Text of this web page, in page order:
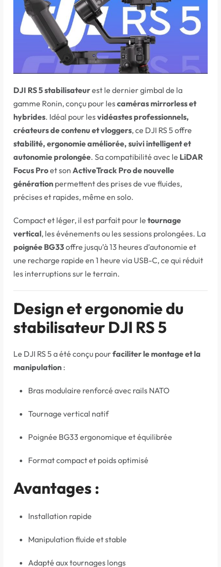
DJI RS 5 stabilisateurest le dernier gimbal de la
gamme Ronin, conçu pour lescaméras mirrorless et
hybrides. Idéal pour lesvidéastes professionnels,
créateurs de contenu et vloggers, ce DJI RS 5 offre
stabilité, ergonomie améliorée, suivi intelligent et
autonomie prolongée. Sa compatibilité avec le LiDAR
Focus Proet son ActiveTrack Pro de nouvelle
génération permettent des prises de vue fluides,
précises et rapides, même en solo.
Compact et léger, il est parfait pour le tournage
vertical, les événements ou les sessions prolongées. La
poignée BG33offre jusqu’à 13 heures d’autonomie et
une recharge rapide en 1 heure via USB-C, ce qui réduit
les interruptions sur le terrain.
Design et ergonomie du
stabilisateur DJI RS 5
Le DJI RS 5 a été conçu pourfaciliter le montage et la
manipulation :
Bras modulaire renforcé avec rails NATO
Tournage vertical natif
Poignée BG33 ergonomique et équilibrée
Format compact et poids optimisé
Avantages :
Installation rapide
Manipulation fluide et stable
Adapté aux tournages longs